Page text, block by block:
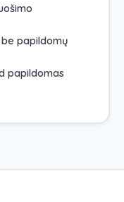
papildomų
papildomas